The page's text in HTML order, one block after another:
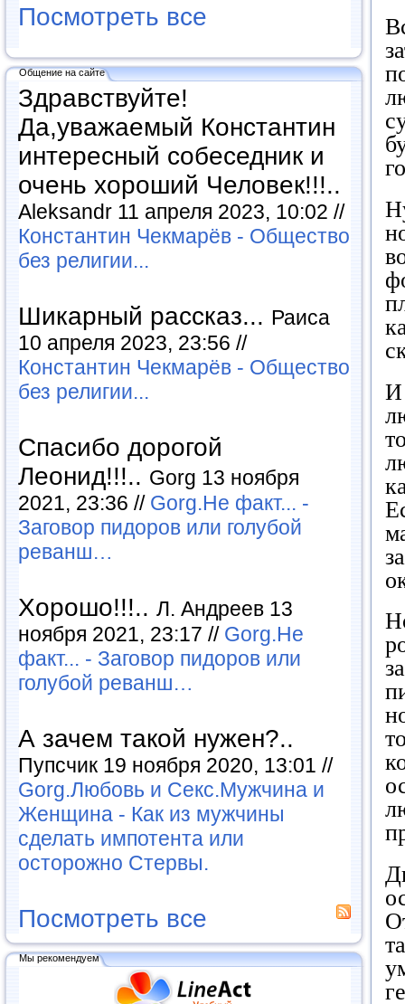
Посмотреть все
Общение на сайте
Здравствуйте!
Да,уважаемый Константин
интересный собеседник и
очень хороший Человек!!!..
Aleksandr 11 апреля 2023, 10:02 //
Константин Чекмарёв - Общество
без религии...
Шикарный рассказ... Раиса
10 апреля 2023, 23:56 //
Константин Чекмарёв - Общество
без религии...
Спасибо дорогой
Леонид!!!.. Gorg 13 ноября
2021, 23:36 // Gorg.Не факт... -
Заговор пидоров или голубой
реванш…
Хорошо!!!.. Л. Андреев 13
ноября 2021, 23:17 // Gorg.Не
факт... - Заговор пидоров или
голубой реванш…
А зачем такой нужен?..
Пупсчик 19 ноября 2020, 13:01 //
Gorg.Любовь и Секс.Мужчина и
Женщина - Как из мужчины
сделать импотента или
осторожно Стервы.
Посмотреть все
Мы рекомендуем
И